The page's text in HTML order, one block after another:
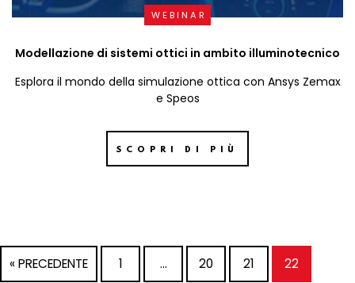
WEBINAR
Modellazione di sistemi ottici in ambito illuminotecnico
Esplora il mondo della simulazione ottica con Ansys Zemax
e Speos
SCOPRI DI PIÙ
« PRECEDENTE 1 … 20 21 22